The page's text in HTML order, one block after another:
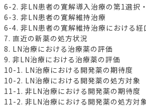
6-2. 非LN患者の寛解導入治療の第1選択
6-3. 非LN患者の寛解維持治療
6-4. 非LN患者の寛解維持治療における経
7. 直近の新薬の処方状況
8. LN治療における治療薬の評価
9. 非LN治療における治療薬の評価
10-1. LN治療における開発薬の期待度
10-2. LN治療における開発薬の処方対象
11-1. 非LN治療における開発薬の期待度
11-2. 非LN治療における開発薬の処方対